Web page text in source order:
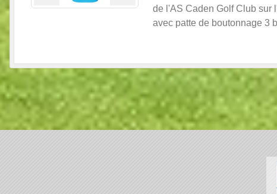
de l'AS Caden Golf Club sur
avec patte de boutonnage 3